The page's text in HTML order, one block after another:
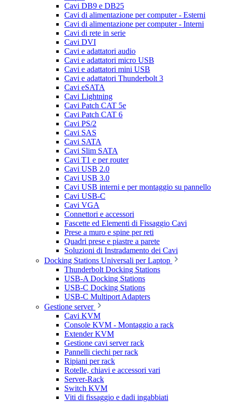
Cavi DB9 e DB25
Cavi di alimentazione per computer - Esterni
Cavi di alimentazione per computer - Interni
Cavi di rete in serie
Cavi DVI
Cavi e adattatori audio
Cavi e adattatori micro USB
Cavi e adattatori mini USB
Cavi e adattatori Thunderbolt 3
Cavi eSATA
Cavi Lightning
Cavi Patch CAT 5e
Cavi Patch CAT 6
Cavi PS/2
Cavi SAS
Cavi SATA
Cavi Slim SATA
Cavi T1 e per router
Cavi USB 2.0
Cavi USB 3.0
Cavi USB interni e per montaggio su pannello
Cavi USB-C
Cavi VGA
Connettori e accessori
Fascette ed Elementi di Fissaggio Cavi
Prese a muro e spine per reti
Quadri prese e piastre a parete
Soluzioni di Instradamento dei Cavi
Docking Stations Universali per Laptop
Thunderbolt Docking Stations
USB-A Docking Stations
USB-C Docking Stations
USB-C Multiport Adapters
Gestione server
Cavi KVM
Console KVM - Montaggio a rack
Extender KVM
Gestione cavi server rack
Pannelli ciechi per rack
Ripiani per rack
Rotelle, chiavi e accessori vari
Server-Rack
Switch KVM
Viti di fissaggio e dadi ingabbiati